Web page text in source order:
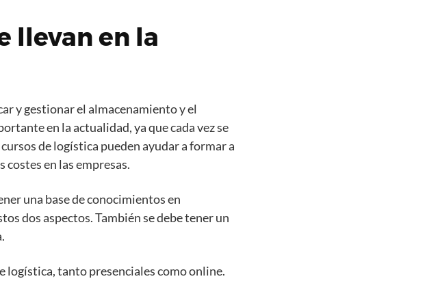
llevan en la
y gestionar el almacenamiento y el
en la actualidad, ya que cada vez se
de logística pueden ayudar a formar a
en las empresas.
una base de conocimientos en
dos aspectos. También se debe tener un
logística, tanto presenciales como online.